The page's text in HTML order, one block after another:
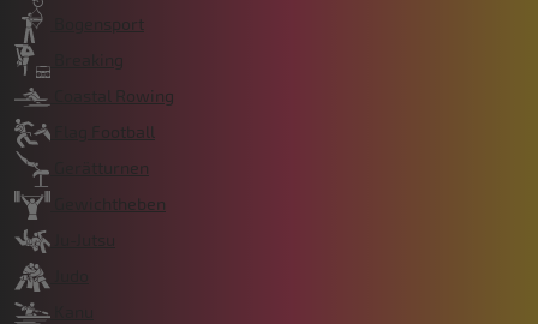
Bogensport
Breaking
Coastal Rowing
Flag Football
Gerätturnen
Gewichtheben
Ju-Jutsu